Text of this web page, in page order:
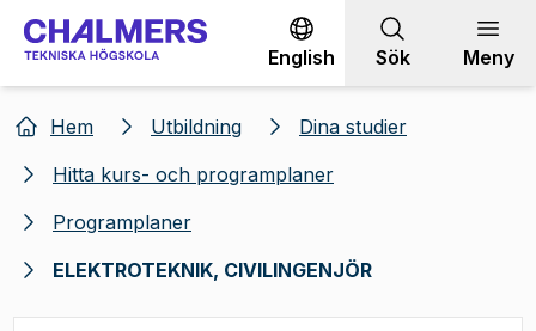
Gå till innehållet
English Sök Meny
Hem Utbildning
Dina studier
Hitta kurs- och programplaner
Programplaner
ELEKTROTEKNIK, CIVILINGENJÖR